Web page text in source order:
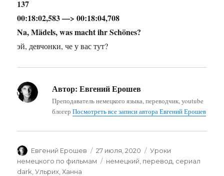
137
00:18:02,583 —> 00:18:04,708
Na, Mädels, was macht ihr Schönes?
эй, девчонки, че у вас тут?
Автор: Евгений Ерошев
Преподаватель немецкого языка, переводчик, youtube
блогерПосмотреть все записи автора Евгений Ерошев
Автор
Евгений Ерошев Опубликовано
27 июля, 2020 Рубрики
Уроки
немецкого по фильмам
Метки
немецкий перевод сериал
dark ,Ульрих ,Ханна